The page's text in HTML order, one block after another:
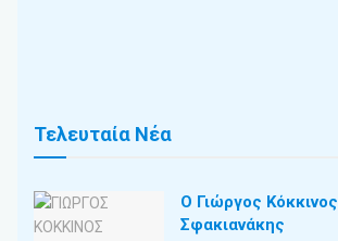
Τελευταία Νέα
Ο Γιώργος
Σφακιανάκης